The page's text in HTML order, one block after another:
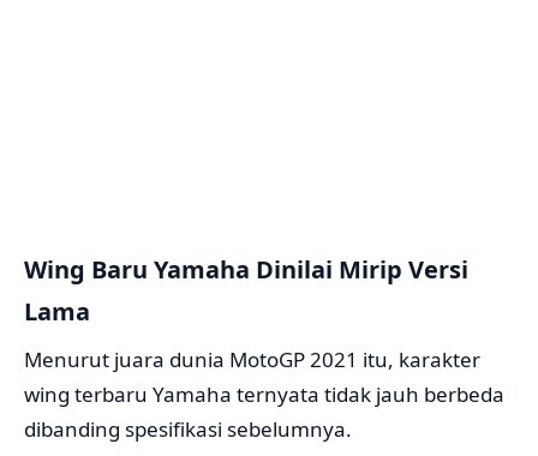
Wing Baru Yamaha Dinilai Mirip Versi
Lama
Menurut juara dunia MotoGP 2021 itu, karakter
wing terbaru Yamaha ternyata tidak jauh berbeda
dibanding spesifikasi sebelumnya.